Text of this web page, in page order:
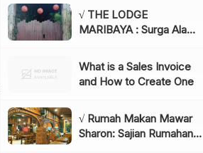
di Bandung yang Wajib
Dikunjungi, Info & Harga
Tiket
√ THE LODGE
MARIBAYA : Surga Alam
Lembang yang Wajib
Dikunjungi!, Info & Harga
Tiket
What is a Sales Invoice
and How to Create One
√ Rumah Makan Mawar
Sharon: Sajian Rumahan